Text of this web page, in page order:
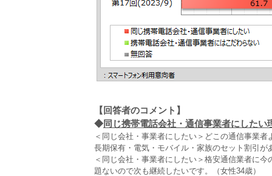
【回答者のコメント】
◆同じ携帯電話会社・通信事業者にした
＜同じ会社・事業者にしたい＞どこの通信事業
長期保有・電気・モバイル・家族のセット割引が
＜同じ会社・事業者にしたい＞格安通信業者に
題ないので次も継続したいです。（女性34歳）